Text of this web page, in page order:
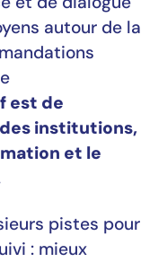
autour de la
est de
institutions,
et le
pistes pour
: mieux